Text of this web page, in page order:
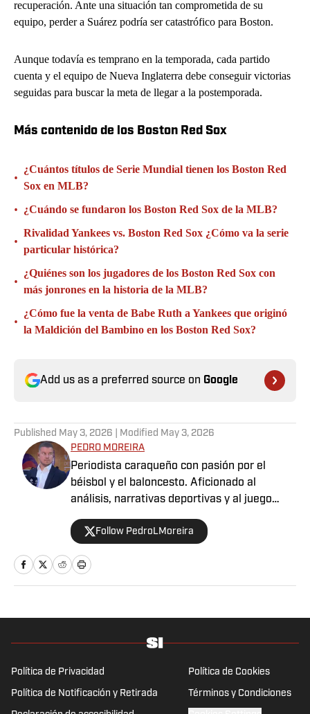
recuperación. Ante una situación tan comprometida de su
equipo, perder a Suárez podría ser catastrófico para Boston.
Aunque todavía es temprano en la temporada, cada partido
cuenta y el equipo de Nueva Inglaterra debe conseguir victorias
seguidas para buscar la meta de llegar a la postemporada.
Más contenido de los Boston Red Sox
•
¿Cuántos títulos de Serie Mundial tienen los Boston Red
Sox en MLB?
• ¿Cuándo se fundaron los Boston Red Sox de la MLB?
•
Rivalidad Yankees vs. Boston Red Sox ¿Cómo va la serie
particular histórica?
•
¿Quiénes son los jugadores de los Boston Red Sox con
más jonrones en la historia de la MLB?
•
¿Cómo fue la venta de Babe Ruth a Yankees que originó
la Maldición del Bambino en los Boston Red Sox?
Add us as a preferred source on Google
Published May 3, 2026 | Modified May 3, 2026
PEDRO MOREIRA
Periodista caraqueño con pasión por el
béisbol y el baloncesto. Aficionado al
análisis, narrativas deportivas y al juego
por convicción, comprometido con contar
Follow PedroLMoreira
Política de Privacidad Política de Cookies
Política de Notificación y Retirada Términos y Condiciones